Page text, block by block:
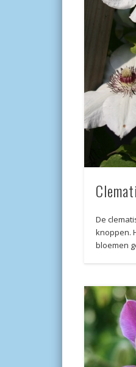
De
knoppen.
bloemen